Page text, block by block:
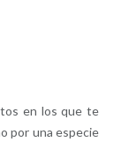
en los que te
por una especie